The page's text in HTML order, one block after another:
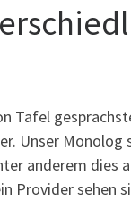
Tafel
Unser Monolog
anderem dies
Provider sehen